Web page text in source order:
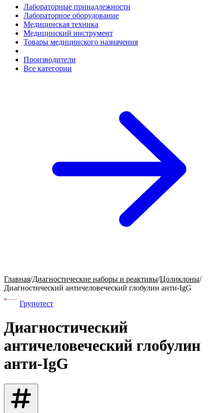
Лабораторные принадлежности
Лабораторное оборудование
Медицинская техника
Медицинский инструмент
Товары медицинского назначения
Производители
Все категории
Главная/Диагностические наборы и реактивы/Цоликлоны/
Диагностический античеловеческий глобулин анти-IgG
Групотест
Диагностический
античеловеческий глобулин
анти-IgG